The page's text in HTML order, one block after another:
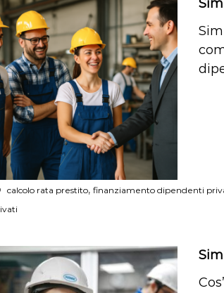
calcolo rata prestito, finanziamento dipendenti